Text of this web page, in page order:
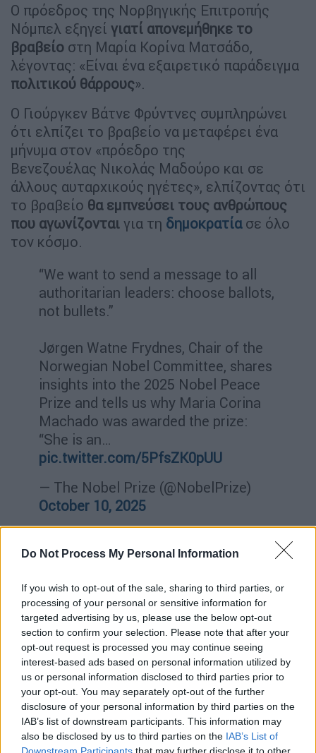
Do Not Process My Personal Information
If you wish to opt-out of the sale, sharing to third parties, or
processing of your personal or sensitive information for
targeted advertising by us, please use the below opt-out
section to confirm your selection. Please note that after your
opt-out request is processed you may continue seeing
interest-based ads based on personal information utilized by
us or personal information disclosed to third parties prior to
your opt-out. You may separately opt-out of the further
disclosure of your personal information by third parties on the
IAB’s list of downstream participants. This information may
also be disclosed by us to third parties on the IAB’s List of
O πρόεδρος της Νορβηγικής Επιτροπής
Νόμπελ εξηγεί γιατί απονεμήθηκε το
βραβείο στη Μαρία Κορίνα Ματσάδο,
λέγοντας: «Είναι ένα εξαιρετικό παράδειγμα
πολιτικού θάρρους».
Ο Γιούργκεν Βάτνε Φρύντνες συμπληρώνει
ότι ελπίζει το βραβείο να μεταφέρει ένα
μήνυμα στον «πρόεδρο της
Βενεζουέλας Νικολάς Μαδούρο και σε
άλλους αυταρχικούς ηγέτες», ελπίζοντας ότι
το βραβείο θα εμπνεύσει τους ανθρώπους
που αγωνίζονται για τη δημοκρατία σε όλο
τον κόσμο.
“We want to send a message to all
authoritarian leaders: choose ballots,
not bullets.”
Jørgen Watne Frydnes, Chair of the
Norwegian Nobel Committee, shares
insights into the 2025 Nobel Peace
Prize and tells us why Maria Corina
Machado was awarded the prize:
“She is an…
pic.twitter.com/5PfsZK0pUU
— The Nobel Prize (@NobelPrize)
October 10, 2025
προκάλεσε η απόφαση της νορβηγικής
επιτροπής Νόμπελ να απονείμει το Νόμπελ
Ειρήνης στη Μαρία Κορίνα Ματσάδο.
Οεκπρόσωπος του Λευκού Οίκου Στίβεν
Τσέουνγκσχολίασε πως ο πρόεδρος Τραμπ
θα συνεχίσει να «τερματίζει πολέμους και να
σώζει ζωές γιατί είναι ανθρωπιστής», ενώ η
Επιτροπή Νόμπελ «απέδειξε ότι θέτει την
πολιτική πάνω από την ειρήνη».